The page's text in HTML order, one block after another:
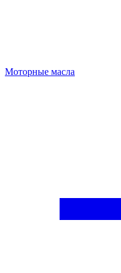
Моторные масла